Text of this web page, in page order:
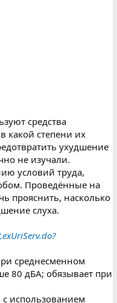
средства
какой степени их
ухудшение
не изучали.
условий труда,
Проведённые на
прояснить, насколько
слуха.
среднесменном
80 дБА; обязывает при
использованием